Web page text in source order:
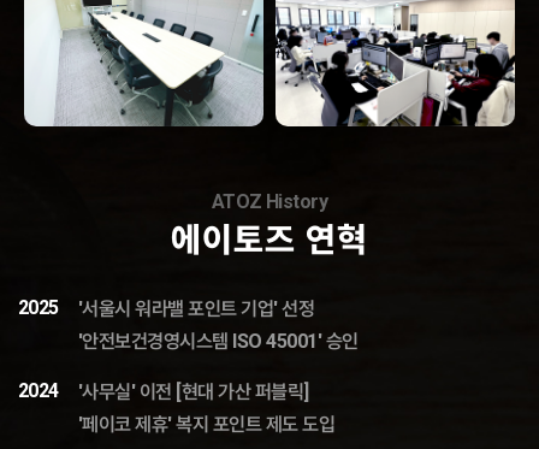
ATOZ History
에이토즈 연혁
2025
'서울시 워라밸 포인트 기업' 선정
'안전보건경영시스템 ISO 45001' 승인
2024
'사무실' 이전 [현대 가산 퍼블릭]
'페이코 제휴' 복지 포인트 제도 도입